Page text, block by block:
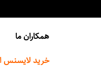
همکاران ما
خرید لایسنس